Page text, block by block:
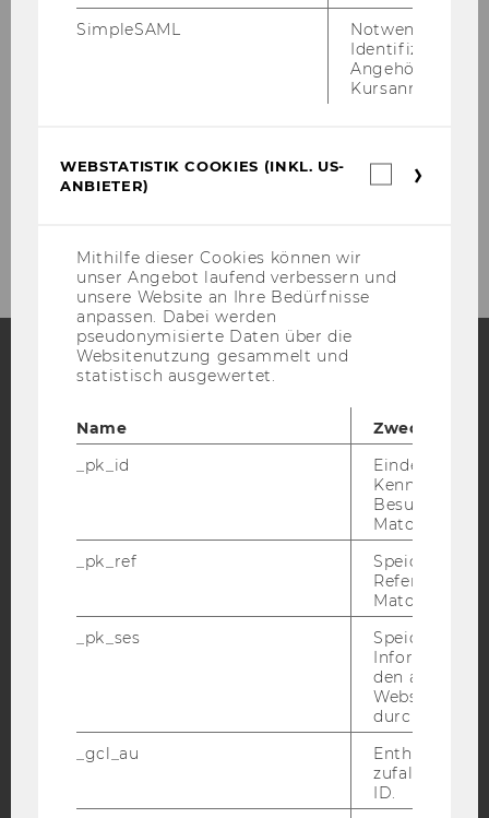
Team az. Prof. Wutscher
Bluesky
IMPRESSUM
BARRIEREFREIHEITSERKLÄRUNG WEBSEITE
DATENSCHUTZERKLÄRUNG SOCIAL MEDIA
DATENSCHUTZERKLÄRUNG
STUDIENBEWERBER*INNEN UND STUDIERENDE
SimpleSAML
Notwendig zur
Identifizierung
Angehörige/r für
Kursanmeldung.
WEBSTATISTIK COOKIES (INKL. US-
ANBIETER)
Mithilfe dieser Cookies können wir
unser Angebot laufend verbessern und
unsere Website an Ihre Bedürfnisse
anpassen. Dabei werden
pseudonymisierte Daten über die
Websitenutzung gesammelt und
statistisch ausgewertet.
Name
Zweck
_pk_id
Eindeutige
Besuchers
Matomo.
_pk_ref
Speicherung
Referrers
Matomo.
_pk_ses
Speicherung
den aktuellen
durch
_gcl_au
Enthält eine
ID.